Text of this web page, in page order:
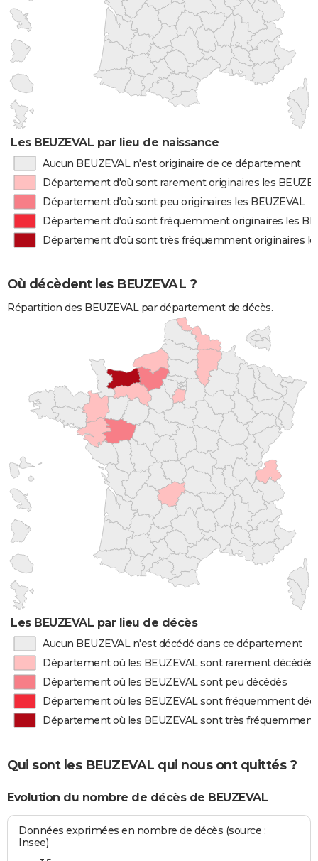
Les BEUZEVAL par lieu de naissance
Aucun BEUZEVAL n'est originaire de ce département
Département d'où sont rarement originaires les
Département d'où sont peu originaires les BEUZEVAL
Département d'où sont fréquemment originaires les
Département d'où sont très fréquemment originaires
Où décèdent les BEUZEVAL ?
Répartition des BEUZEVAL par département de décès.
Les BEUZEVAL par lieu de décès
Aucun BEUZEVAL n'est décédé dans ce département
Département où les BEUZEVAL sont rarement décédés
Département où les BEUZEVAL sont peu décédés
Département où les BEUZEVAL sont fréquemment
Département où les BEUZEVAL sont très fréquemment
Qui sont les BEUZEVAL qui nous ont quittés ?
Evolution du nombre de décès de BEUZEVAL
Données exprimées en nombre de décès (source :
Insee)